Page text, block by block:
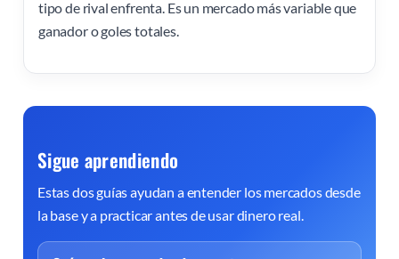
tipo de rival enfrenta. Es un mercado más variable que
ganador o goles totales.
Sigue aprendiendo
Estas dos guías ayudan a entender los mercados desde
la base y a practicar antes de usar dinero real.